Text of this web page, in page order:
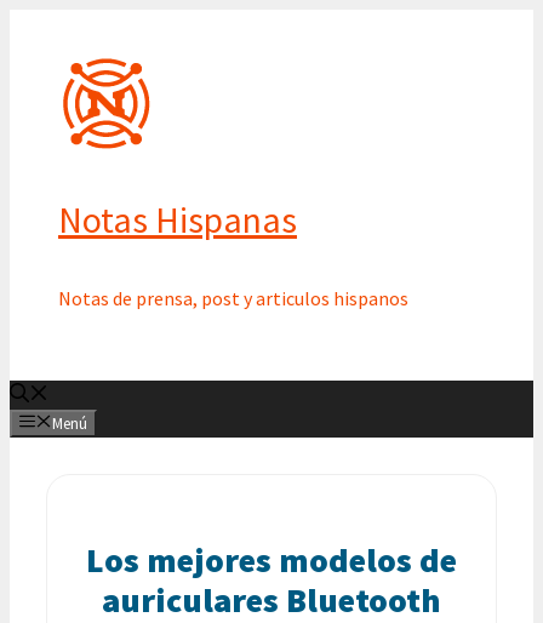
contenido
Notas Hispanas
Notas de prensa, post y articulos hispanos
Menú
Los mejores modelos de
auriculares Bluetooth